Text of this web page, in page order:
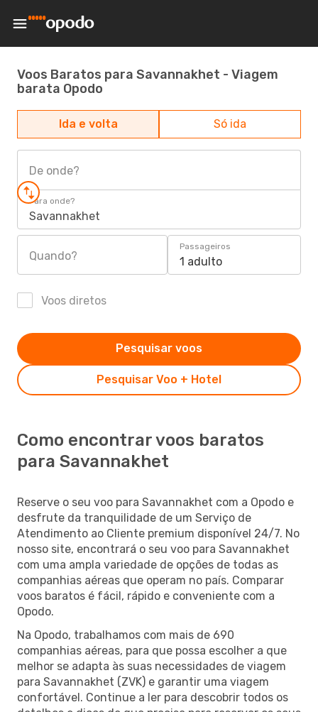
Voos Baratos para Savannakhet - Viagem
barata Opodo
Ida e volta Só ida
De onde?
Para onde?
Savannakhet
Quando?
Passageiros
1 adulto
Voos diretos
Pesquisar Voo + Hotel
Pesquisar voos
Como encontrar voos baratos
para Savannakhet
Reserve o seu voo para Savannakhet com a Opodo e
desfrute da tranquilidade de um Serviço de
Atendimento ao Cliente premium disponível 24/7. No
nosso site, encontrará o seu voo para Savannakhet
com uma ampla variedade de opções de todas as
companhias aéreas que operam no país. Comparar
voos baratos é fácil, rápido e conveniente com a
Opodo.
Na Opodo, trabalhamos com mais de 690
companhias aéreas, para que possa escolher a que
melhor se adapta às suas necessidades de viagem
para Savannakhet (ZVK) e garantir uma viagem
confortável. Continue a ler para descobrir todos os